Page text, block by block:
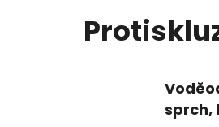
sprch,